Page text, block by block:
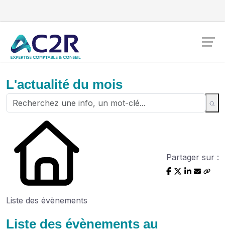
L'actualité du mois
Liste des évènements
Partager sur :
Liste des évènements au